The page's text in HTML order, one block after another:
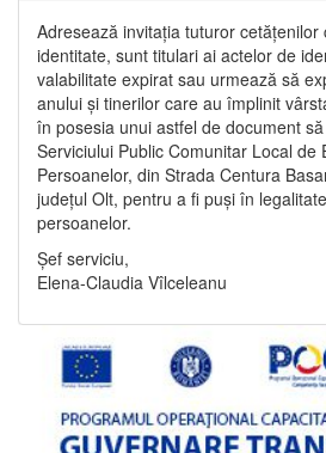
Adresează invitația tuturor
identitate, sunt titulari ai actelor de
valabilitate expirat sau urmează să
anului și tinerilor care au împlinit
în posesia unui astfel de document
Serviciului Public Comunitar Local de
Persoanelor, din Strada Centura
județul Olt, pentru a fi puși în
persoanelor.
Șef serviciu,
Elena-Claudia Vîlceleanu